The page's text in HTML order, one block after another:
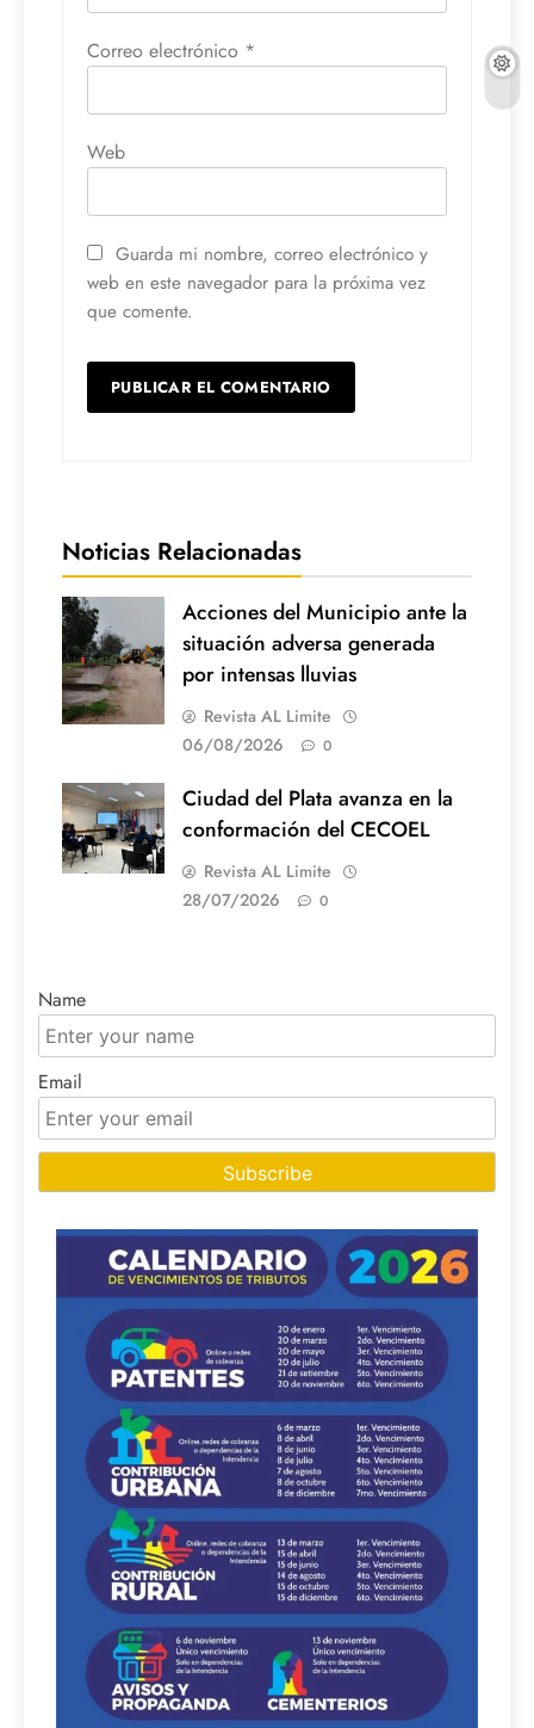
Correo electrónico *
Web
Guarda mi nombre, correo electrónico y
web en este navegador para la próxima vez
que comente.
Noticias Relacionadas
Acciones del Municipio ante la
situación adversa generada
por intensas lluvias
Revista AL Limite
06/08/2026
0
Ciudad del Plata avanza en la
conformación del CECOEL
Revista AL Limite
28/07/2026
0
Name
Email